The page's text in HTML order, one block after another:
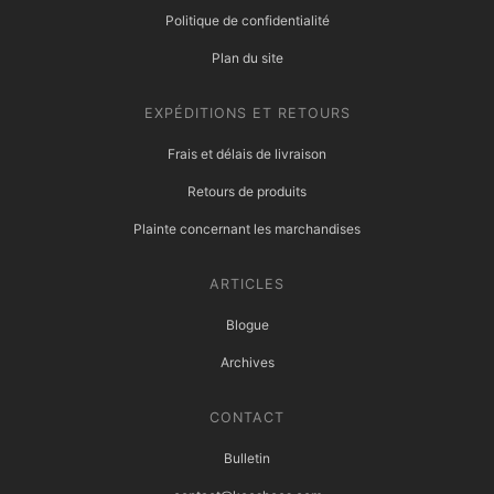
Politique de confidentialité
Plan du site
EXPÉDITIONS ET RETOURS
Frais et délais de livraison
Retours de produits
Plainte concernant les marchandises
ARTICLES
Blogue
Archives
CONTACT
Bulletin